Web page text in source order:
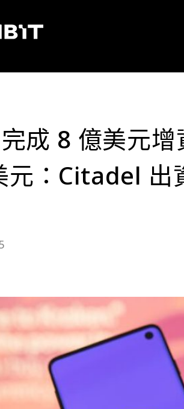
成 8 億美元
元：Citadel 出